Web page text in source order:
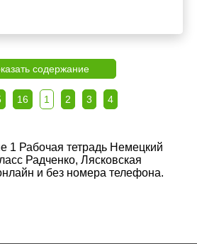
содержание
16 1 2 3 4
1 Рабочая тетрадь Немецкий
Радченко, Лясковская
и без номера телефона.